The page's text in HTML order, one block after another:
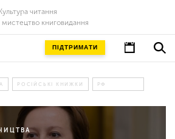
Культура читання
мистецтво книговидання
ПІДТРИМАТИ
РОСІЙСЬКІ КНИЖКИ РФ